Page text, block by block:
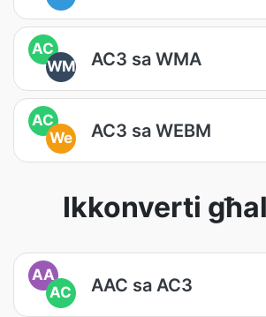
AC
WM
AC3 sa WMA
AC
We
AC3 sa WEBM
Ikkonverti
AA
AC
AAC sa AC3